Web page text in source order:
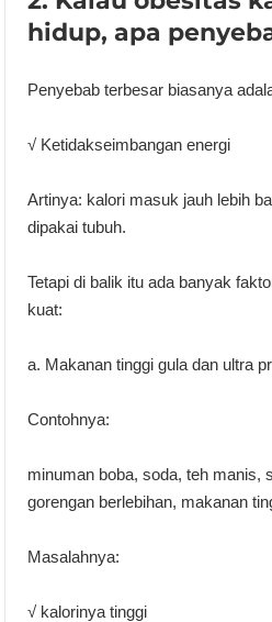
hidup, apa
Penyebab terbesar biasanya
√ Ketidakseimbangan energi
Artinya: kalori masuk jauh lebih
dipakai tubuh.
Tetapi di balik itu ada banyak
kuat:
a. Makanan tinggi gula dan ultra
Contohnya:
minuman boba, soda, teh manis,
gorengan berlebihan, makanan
Masalahnya:
√ kalorinya tinggi